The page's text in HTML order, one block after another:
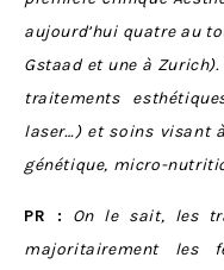
aujourd’hui quatre au
Gstaad et une à
traitements
laser…) et soins visant
génétique, micro-
PR :
On le sait, les
majoritairement les